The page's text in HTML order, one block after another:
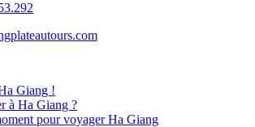
Giang !
à Ha Giang ?
pour voyager Ha Giang